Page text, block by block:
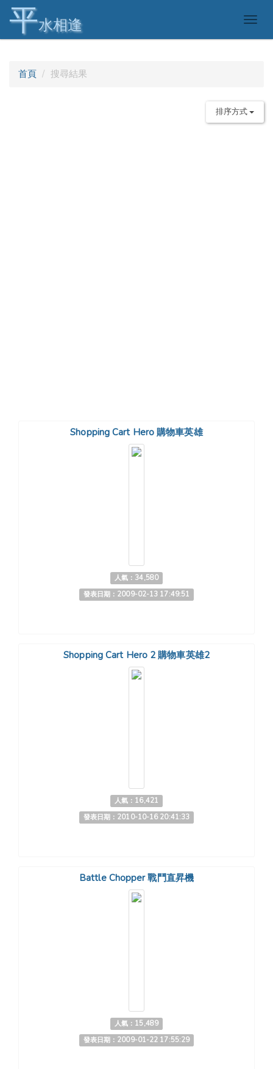
平水相逢
首頁 搜尋結果
排序方式
Shopping Cart Hero 購物車英雄
人氣：34,580
發表日期：2009-02-13 17:49:51
Shopping Cart Hero 2 購物車英雄2
人氣：16,421
發表日期：2010-10-16 20:41:33
Battle Chopper 戰鬥直昇機
人氣：15,489
發表日期：2009-01-22 17:55:29